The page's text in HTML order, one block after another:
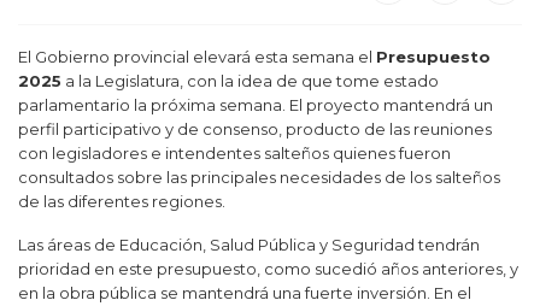
El Gobierno provincial elevará esta semana el Presupuesto
2025 a la Legislatura, con la idea de que tome estado
parlamentario la próxima semana. El proyecto mantendrá un
perfil participativo y de consenso, producto de las reuniones
con legisladores e intendentes salteños quienes fueron
consultados sobre las principales necesidades de los salteños
de las diferentes regiones.
Las áreas de Educación, Salud Pública y Seguridad tendrán
prioridad en este presupuesto, como sucedió años anteriores, y
en la obra pública se mantendrá una fuerte inversión. En el